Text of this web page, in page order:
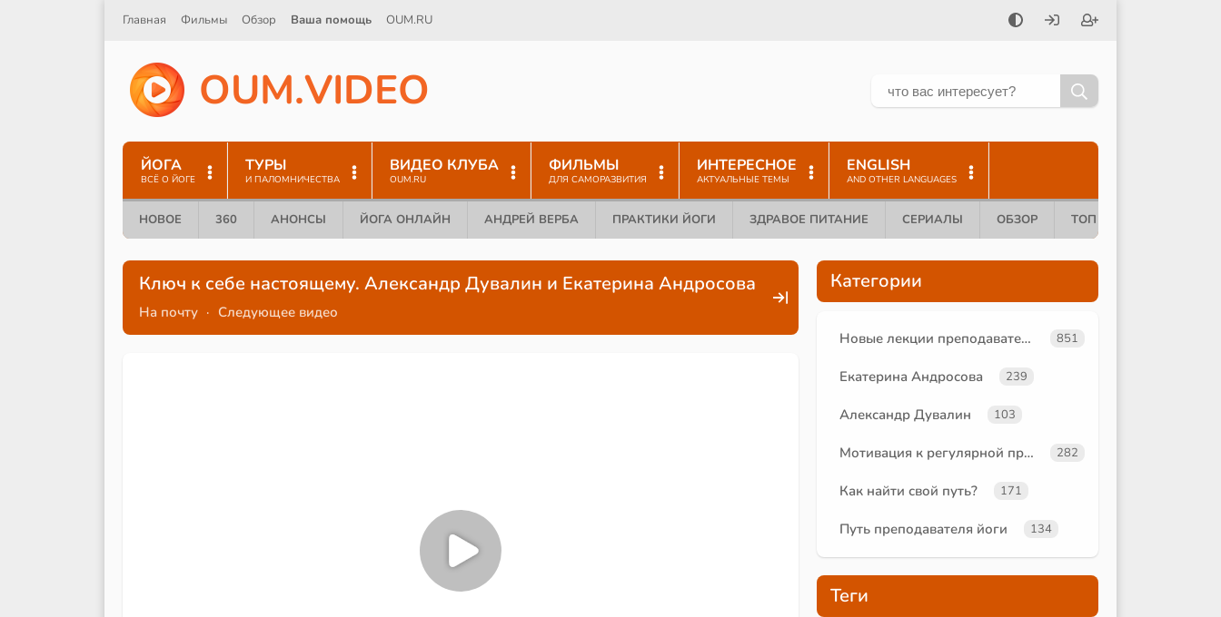
Главная Фильмы Обзор Ваша помощь OUM.RU
OUM.VIDEO
ЙОГА
ВСЁ О ЙОГЕ
ТУРЫ
И ПАЛОМНИЧЕСТВА
ВИДЕО КЛУБА
OUM.RU
ФИЛЬМЫ
ДЛЯ САМОРАЗВИТИЯ
ИНТЕРЕСНОЕ
АКТУАЛЬНЫЕ ТЕМЫ
ENGLISH
AND OTHER LANGUAGES
НОВОЕ 360 АНОНСЫ ЙОГА ОНЛАЙН АНДРЕЙ ВЕРБА ПРАКТИКИ ЙОГИ ЗДРАВОЕ ПИТАНИЕ СЕРИАЛЫ ОБЗОР ТОП 10
Ключ к себе настоящему. Александр Дувалин и Екатерина Андросова
На почту · Следующее видео
Категории
Новые лекции преподавателей 851
Екатерина Андросова 239
Александр Дувалин 103
Мотивация к регулярной практике 282
Как найти свой путь? 171
Путь преподавателя йоги 134
Теги